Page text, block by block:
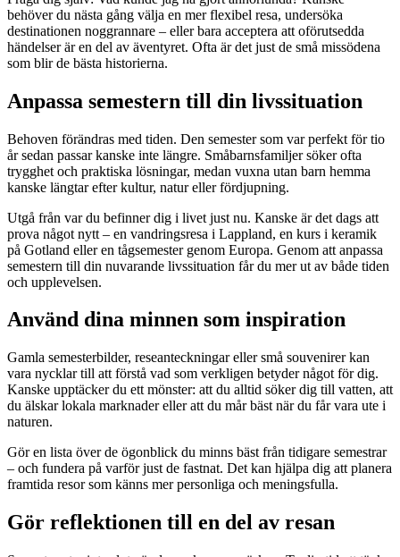
behöver du nästa gång välja en mer flexibel resa, undersöka
destinationen noggrannare – eller bara acceptera att oförutsedda
händelser är en del av äventyret. Ofta är det just de små missödena
som blir de bästa historierna.
Anpassa semestern till din livssituation
Behoven förändras med tiden. Den semester som var perfekt för tio
år sedan passar kanske inte längre. Småbarnsfamiljer söker ofta
trygghet och praktiska lösningar, medan vuxna utan barn hemma
kanske längtar efter kultur, natur eller fördjupning.
Utgå från var du befinner dig i livet just nu. Kanske är det dags att
prova något nytt – en vandringsresa i Lappland, en kurs i keramik
på Gotland eller en tågsemester genom Europa. Genom att anpassa
semestern till din nuvarande livssituation får du mer ut av både tiden
och upplevelsen.
Använd dina minnen som inspiration
Gamla semesterbilder, reseanteckningar eller små souvenirer kan
vara nycklar till att förstå vad som verkligen betyder något för dig.
Kanske upptäcker du ett mönster: att du alltid söker dig till vatten, att
du älskar lokala marknader eller att du mår bäst när du får vara ute i
naturen.
Gör en lista över de ögonblick du minns bäst från tidigare semestrar
– och fundera på varför just de fastnat. Det kan hjälpa dig att planera
framtida resor som känns mer personliga och meningsfulla.
Gör reflektionen till en del av resan